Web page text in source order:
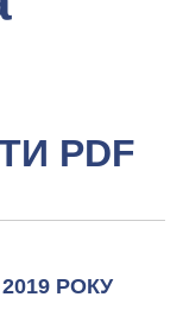
PDF
РОКУ